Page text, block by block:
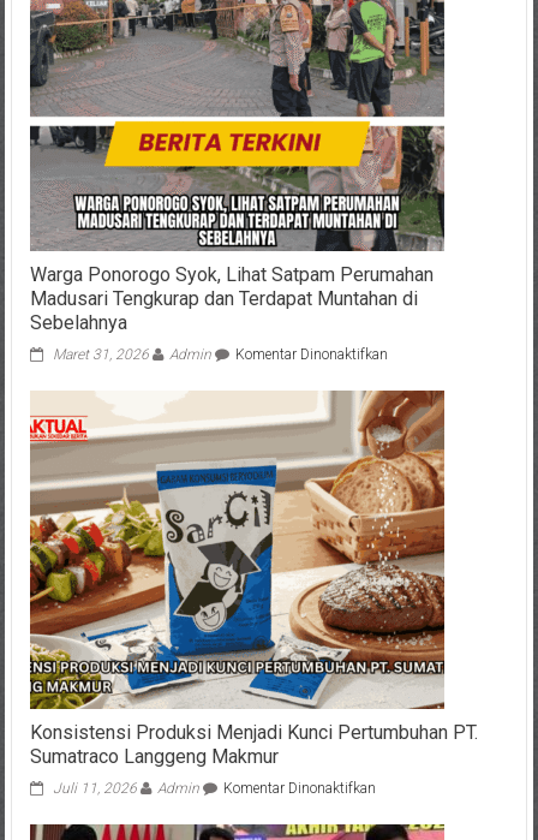
Warga Ponorogo Syok, Lihat Satpam Perumahan
Madusari Tengkurap dan Terdapat Muntahan di
Sebelahnya
Maret 31, 2026 Admin Komentar Dinonaktifkanpada
Ponorogo
Syok,
Lihat
Satpam
Perumahan
Madusari
Tengkurap
dan
Terdapat
Muntahan
di
Sebelahnya
Konsistensi Produksi Menjadi Kunci Pertumbuhan PT.
Sumatraco Langgeng Makmur
Juli 11, 2026 Admin Komentar Dinonaktifkanpada
Produksi